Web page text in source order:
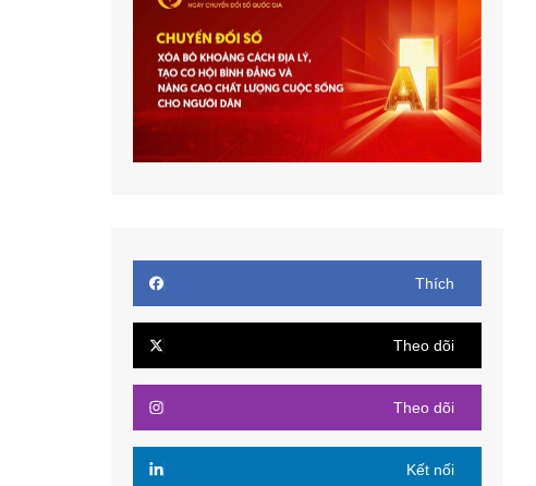
Thích
Theo dõi
Theo dõi
Kết nối